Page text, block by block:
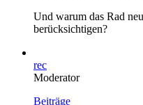
Und warum das Rad
berücksichtigen?
rec
Moderator
Beiträge